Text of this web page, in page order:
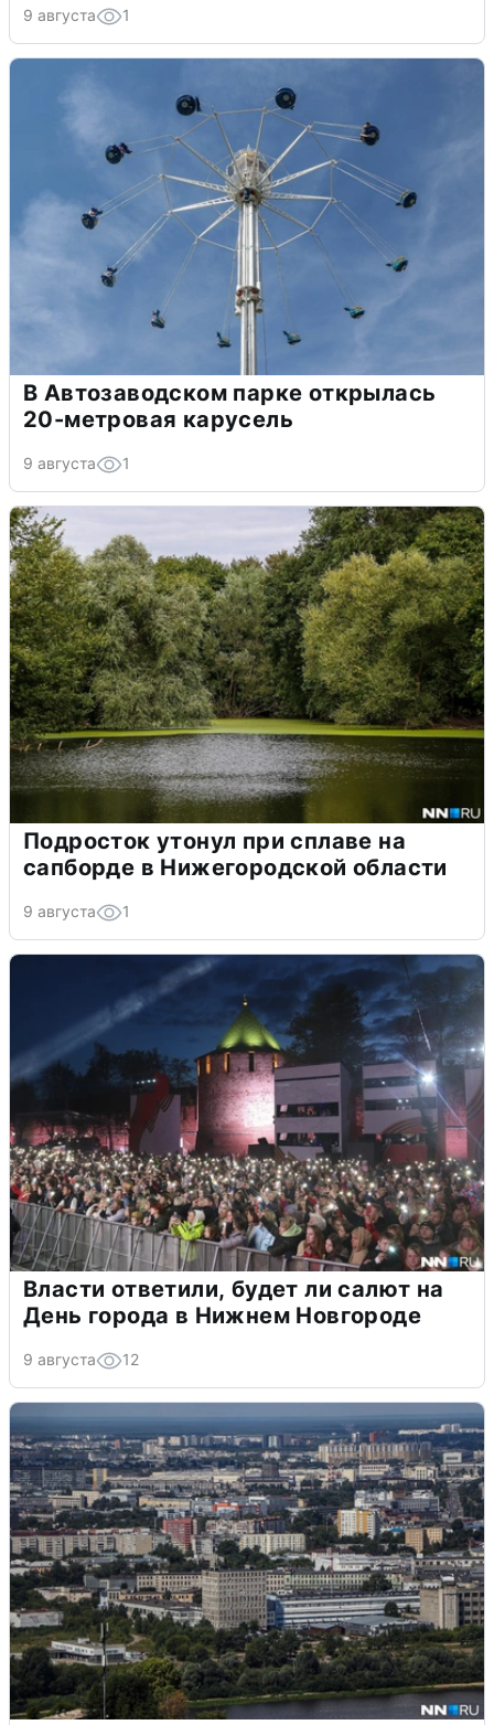
9 августа 1
В Автозаводском парке открылась
20-метровая карусель
9 августа 1
Подросток утонул при сплаве на
сапборде в Нижегородской области
9 августа 1
Власти ответили, будет ли салют на
День города в Нижнем Новгороде
9 августа 12